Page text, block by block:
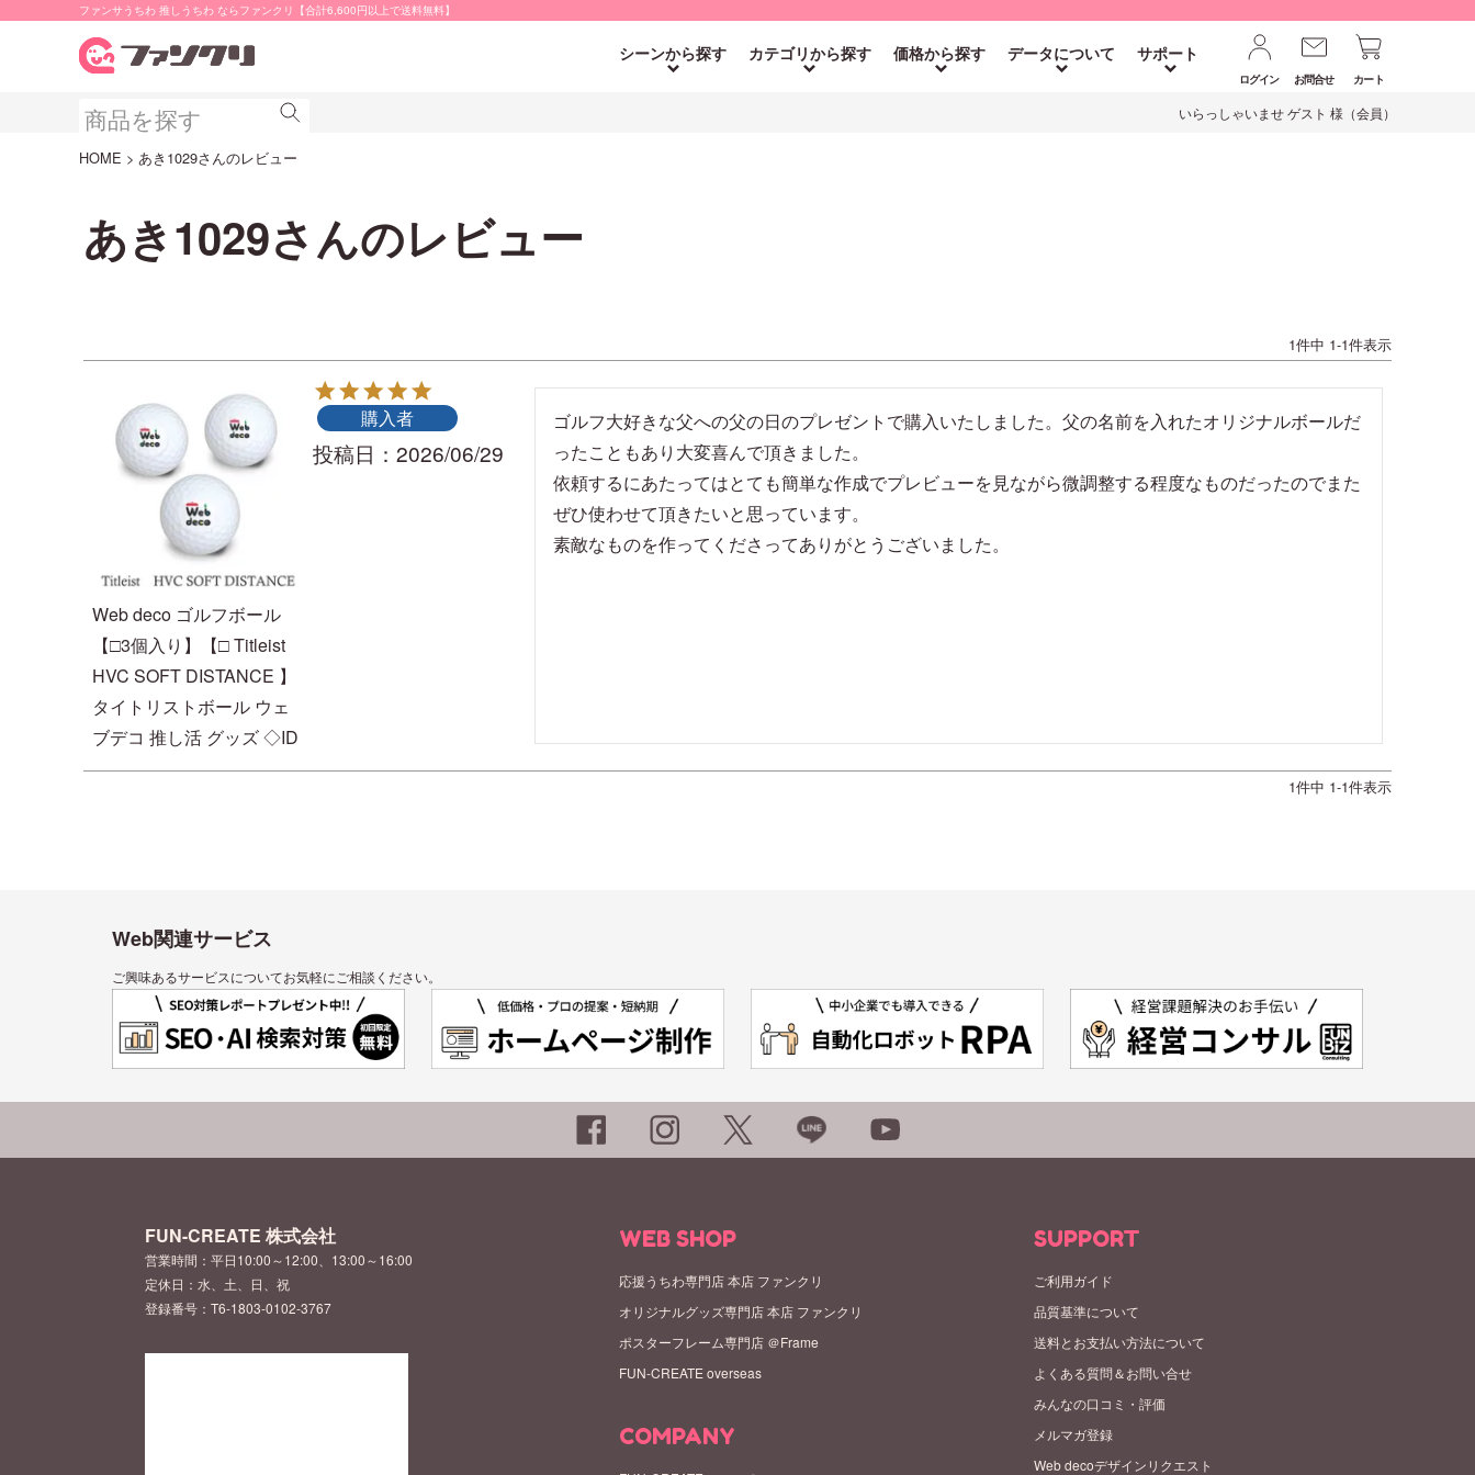
ファンサうちわ 推しうちわ ならファンクリ【合計6,600円以上で送料無料】
シーンから探す カテゴリから探す 価格から探す データについて サポート
ログイン お問合せ カート
いらっしゃいませ ゲスト 様（会員）
HOME あき1029さんのレビュー
あき1029さんのレビュー
1件中 1-1件表示
Web deco ゴルフボール
【□3個入り】【□ Titleist
HVC SOFT DISTANCE 】
タイトリストボール ウェ
ブデコ 推し活 グッズ ◇ID
購入者
投稿日 2026/06/29
ゴルフ大好きな父への父の日のプレゼントで購入いたしました。父の名前を入れたオリジナルボールだ
ったこともあり大変喜んで頂きました。
依頼するにあたってはとても簡単な作成でプレビューを見ながら微調整する程度なものだったのでまた
ぜひ使わせて頂きたいと思っています。
素敵なものを作ってくださってありがとうございました。
1件中 1-1件表示
Web関連サービス
ご興味あるサービスについてお気軽にご相談ください。
FUN-CREATE 株式会社
営業時間：平日10:00～12:00、13:00～16:00
定休日：水、土、日、祝
登録番号：T6-1803-0102-3767
WEB SHOP
応援うちわ専門店 本店 ファンクリ
オリジナルグッズ専門店 本店 ファンクリ
ポスターフレーム専門店 ＠Frame
FUN-CREATE overseas
COMPANY
SUPPORT
ご利用ガイド
品質基準について
送料とお支払い方法について
よくある質問＆お問い合せ
みんなの口コミ・評価
メルマガ登録
Web decoデザインリクエスト